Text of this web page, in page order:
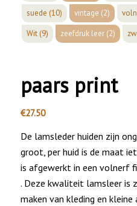
suede (10) vintage (2)
Wit(9) zeefdruk leer(2)
paars print
€27.50
De lamsleder huiden zijn
groot, per huid is de maat
is afgewerkt in een volnerf
. Deze kwaliteit lamsleer is
maken van kleding en